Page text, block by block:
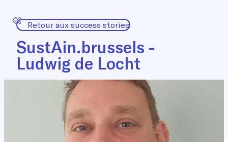
Retour aux success stories
SustAin.brussels -
Ludwig de Locht